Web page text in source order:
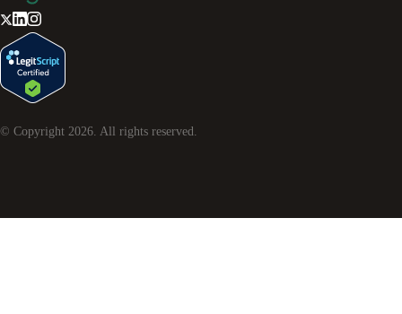
© Copyright 2026. All rights reserved.